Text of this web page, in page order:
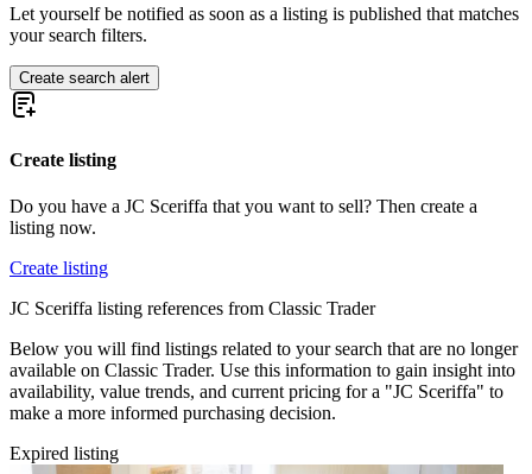
Let yourself be notified as soon as a listing is published that matches
your search filters.
Create search alert
Create listing
Do you have a JC Sceriffa that you want to sell? Then create a
listing now.
Create listing
JC Sceriffa listing references from Classic Trader
Below you will find listings related to your search that are no longer
available on Classic Trader. Use this information to gain insight into
availability, value trends, and current pricing for a "JC Sceriffa" to
make a more informed purchasing decision.
Expired listing